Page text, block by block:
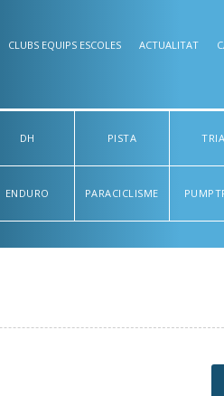
CLUBS EQUIPS ESCOLES ACTUALITAT
DH PISTA
ENDURO PARACICLISME